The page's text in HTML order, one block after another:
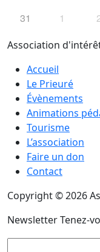
31 1
Association
Accueil
Le Prieuré
Évènements
Animations
Tourisme
L’association
Faire un don
Contact
Copyright © 2026
NewsletterTenez-